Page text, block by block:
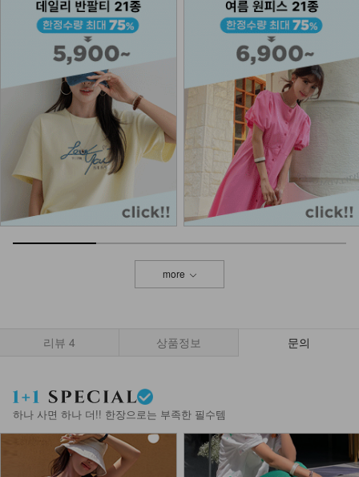
more
리뷰 4 상품정보 문의
하나 사면 하나 더!! 한장으로는 부족한 필수템